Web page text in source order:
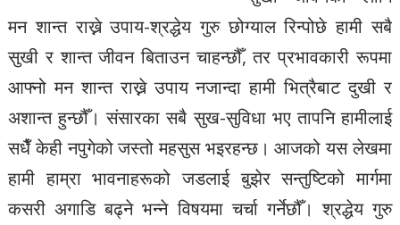
मन शान्त राख्ने उपाय-श्रद्धेय गुरु छोग्याल रिन्पोछे हामी सबै
सुखी र शान्त जीवन बिताउन चाहन्छौँ, तर प्रभावकारी रूपमा
आफ्नो मन शान्त राख्ने उपाय नजान्दा हामी भित्रैबाट दुखी र
अशान्त हुन्छौँ। संसारका सबै सुख-सुविधा भए तापनि हामीलाई
सधैँ केही नपुगेको जस्तो महसुस भइरहन्छ। आजको यस लेखमा
हामी हाम्रा भावनाहरूको जडलाई बुझेर सन्तुष्टिको मार्गमा
कसरी अगाडि बढ्ने भन्ने विषयमा चर्चा गर्नेछौँ। श्रद्धेय गुरु